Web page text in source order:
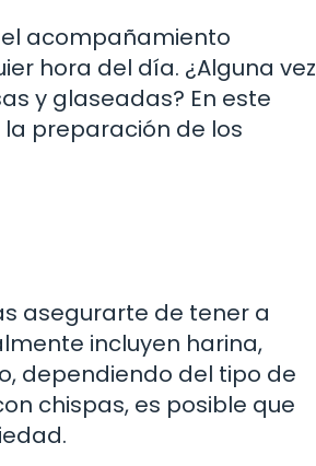
el acompañamiento
hora del día. ¿Alguna vez
y glaseadas? En este
preparación de los
asegurarte de tener a
incluyen harina,
dependiendo del tipo de
chispas, es posible que